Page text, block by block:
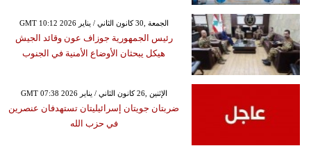
GMT 10:12 2026 الجمعة ,30 كانون الثاني / يناير
رئيس الجمهورية جوزاف عون وقائد الجيش
هيكل يبحثان الأوضاع الأمنية في الجنوب
GMT 07:38 2026 الإثنين ,26 كانون الثاني / يناير
ضربتان جويتان إسرائيليتان تستهدفان عنصرين
في حزب الله